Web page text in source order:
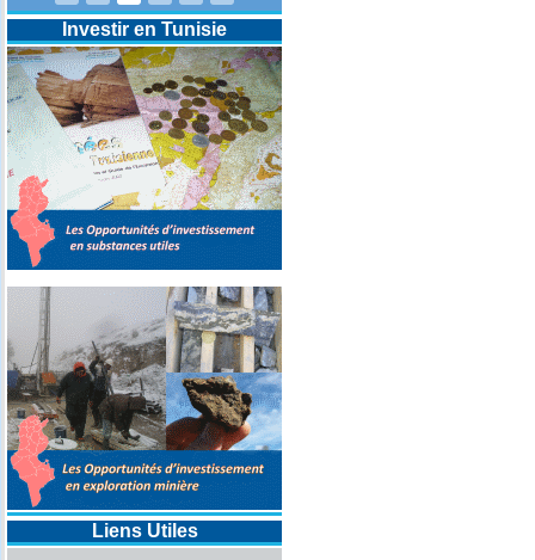
Investir en Tunisie
Liens Utiles